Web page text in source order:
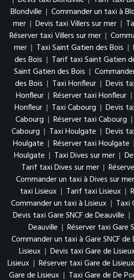
Blondville | Commander un taxi à
mer | Devis taxi Villers sur mer |
Réserver taxi Villers sur mer |
mer | Taxi Saint Gatien des Bois |
des Bois | Tarif taxi Saint Gatien
Saint Gatien des Bois |
des Bois | Taxi Honfleur | Devis
Honfleur | Réserver taxi Honfleur |
Honfleur | Taxi Cabourg | Devis
Cabourg | Réserver taxi Cabourg |
Cabourg | Taxi Houlgate | Devis
Houlgate | Réserver taxi Houlgate |
Houlgate | Taxi Dives sur mer |
Tarif taxi Dives sur mer |
Commander un taxi à Dives sur mer
taxi Lisieux | Tarif taxi Lisieux |
Commander un taxi à Lisieux | Taxi
Devis taxi Gare SNCF de Deauville |
Deauville | Réserver taxi Gare
Commander un taxi à Gare SNCF de
Lisieux | Devis taxi Gare de
Lisieux | Réserver taxi Gare de Lisieux
Gare de Lisieux | Taxi Gare de De